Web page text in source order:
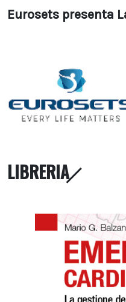
Eurosets presenta
LIBRERIA